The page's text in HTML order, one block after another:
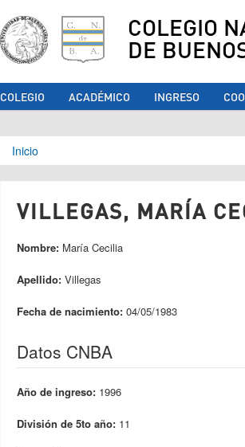
COLEGIO
DE
COLEGIO ACADÉMICO INGRESO
Se encuentra usted
Inicio
VILLEGAS, MARÍA
Nombre: María Cecilia
Apellido: Villegas
Fecha de nacimiento: 04/05/1983
Datos CNBA
Año de ingreso: 1996
División de 5to año: 11